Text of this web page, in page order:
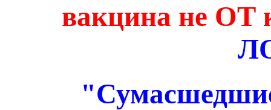
вакцина не